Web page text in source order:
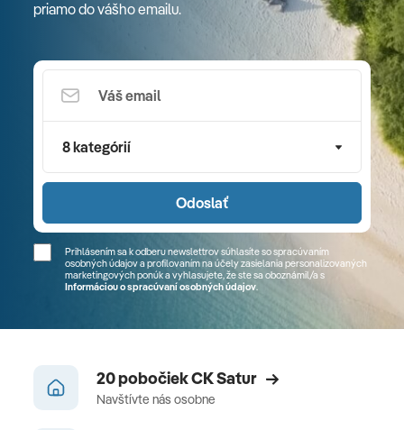
priamo do vášho emailu.
8 kategórií
Odoslať
Prihlásením sa k odberu newslettrov súhlasíte so spracúvaním
osobných údajov a profilovaním na účely zasielania personalizovaných
marketingových ponúk a vyhlasujete, že ste sa oboznámil/a s
Informáciou o spracúvaní osobných údajov.
20 pobočiek CK Satur
Navštívte nás osobne